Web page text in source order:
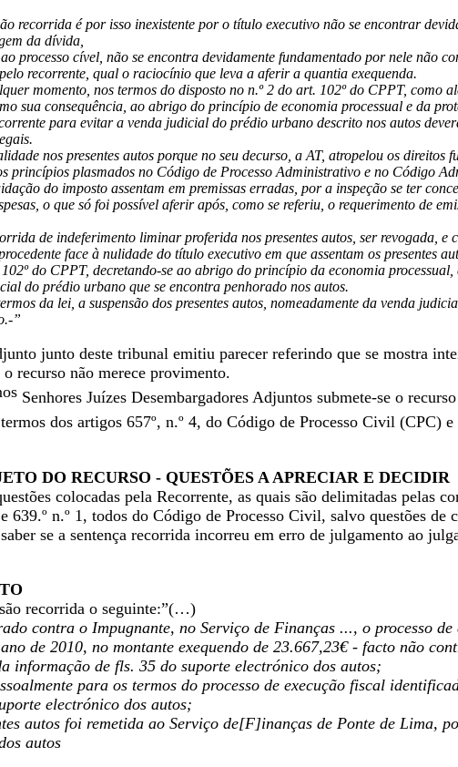
recorrida é por isso inexistente por o título executivo não se encontrar
da dívida,
processo cível, não se encontra devidamente fundamentado por nele não
recorrente, qual o raciocínio que leva a aferir a quantia exequenda.
momento, nos termos do disposto no n.º 2 do art. 102º do CPPT, como
sua consequência, ao abrigo do princípio de economia processual e da
para evitar a venda judicial do prédio urbano descrito nos autos
nos presentes autos porque no seu decurso, a AT, atropelou os direitos
princípios plasmados no Código de Processo Administrativo e no Código
do imposto assentam em premissas erradas, por a inspeção se ter
o que só foi possível aferir após, como se referiu, o requerimento de
de indeferimento liminar proferida nos presentes autos, ser revogada, e
face à nulidade do título executivo em que assentam os presentes
do CPPT, decretando-se ao abrigo do princípio da economia
do prédio urbano que se encontra penhorado nos autos.
da lei, a suspensão dos presentes autos, nomeadamente da venda
”
junto deste tribunal emitiu parecer referindo que se mostra
recurso não merece provimento.
Senhores Juízes Desembargadores Adjuntos submete-se o
dos artigos 657º, n.º 4, do Código de Processo Civil (CPC) e
DO RECURSO - QUESTÕES A APRECIAR E DECIDIR
colocadas pela Recorrente, as quais são delimitadas pelas
639.º n.º 1, todos do Código de Processo Civil, salvo questões de
se a sentença recorrida incorreu em erro de julgamento ao
recorrida o seguinte:”(…)
contra o Impugnante, no Serviço de Finanças ..., o processo
de 2010, no montante exequendo de 23.667,23€ - facto não
informação de fls. 35 do suporte electrónico dos autos;
para os termos do processo de execução fiscal
electrónico dos autos;
autos foi remetida ao Serviço de[F]inanças de Ponte de Lima,
autos